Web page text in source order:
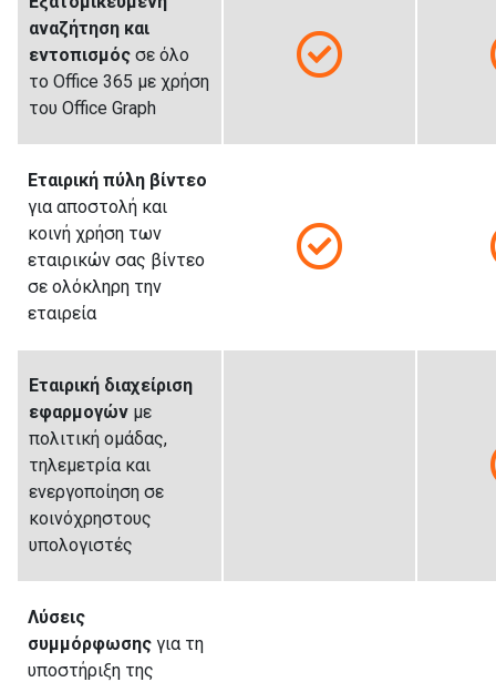
αναζήτηση και
εντοπισμός σε όλο
το Office 365 με χρήση
του Office Graph
Εταιρική πύλη βίντεο
για αποστολή και
κοινή χρήση των
εταιρικών σας βίντεο
σε ολόκληρη την
εταιρεία
Εταιρική διαχείριση
εφαρμογών με
πολιτική ομάδας,
τηλεμετρία και
ενεργοποίηση σε
κοινόχρηστους
υπολογιστές
Λύσεις
συμμόρφωσης για τη
υποστήριξη της